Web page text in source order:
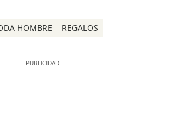
HOMBRE REGALOS